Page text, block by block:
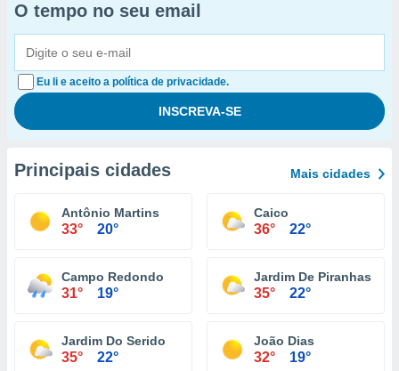
O tempo no seu email
Eu li e aceito a política de privacidade.
Principais cidades Mais cidades
Antônio Martins
33° 20°
Caico
36° 22°
Campo Redondo
31° 19°
Jardim De Piranhas
35° 22°
Jardim Do Serido
35° 22°
João Dias
32° 19°